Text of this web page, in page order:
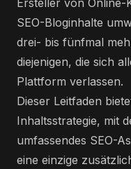
Ersteller von Online-
SEO-Bloginhalte
drei- bis fünfmal
diejenigen, die sich
Plattform verlassen.
Dieser Leitfaden
Inhaltsstrategie, mit
umfassendes SEO-
eine einzige